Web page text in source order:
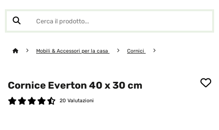
Mobili & Accessori per la casa Cornici
Cornice Everton 40 x 30 cm
20 Valutazioni